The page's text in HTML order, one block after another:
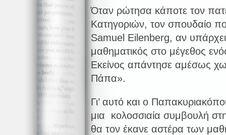
Όταν ρώτησα κάποτε τον
Κατηγοριών, τον σπουδαίο
Samuel Eilenberg, αν
μαθηματικός στο μέγεθος
Εκείνος απάντησε αμέσως
Πάπα».
Γι’ αυτό και ο
μια κολοσσιαία συμβουλή
θα τον έκανε αστέρα των